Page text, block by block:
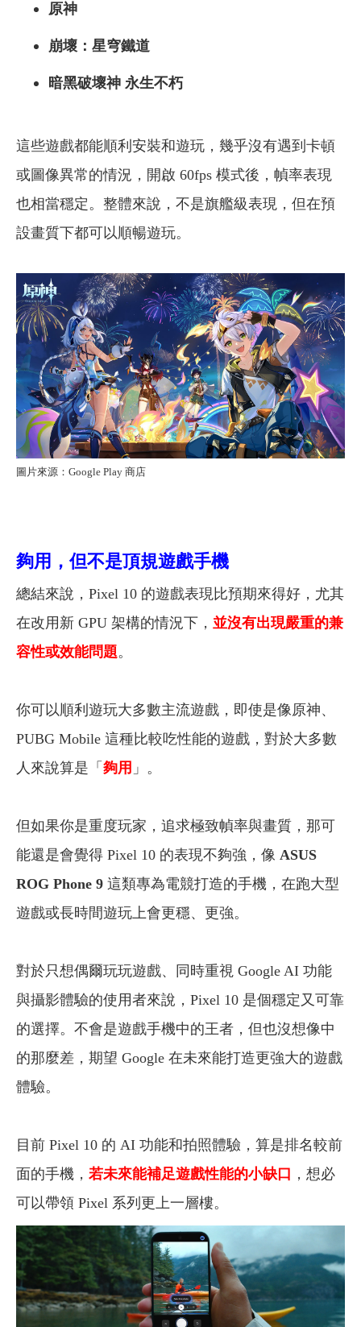
原神
崩壞：星穹鐵道
暗黑破壞神 永生不朽
這些遊戲都能順利安裝和遊玩，幾乎沒有遇到卡頓
或圖像異常的情況，開啟 60fps 模式後，幀率表現
也相當穩定。整體來說，不是旗艦級表現，但在預
設畫質下都可以順暢遊玩。
圖片來源：Google Play 商店
夠用，但不是頂規遊戲手機
總結來說，Pixel 10 的遊戲表現比預期來得好，尤其
在改用新 GPU 架構的情況下， 並沒有出現嚴重的兼
容性或效能問題。
你可以順利遊玩大多數主流遊戲，即使是像原神、
PUBG Mobile 這種比較吃性能的遊戲，對於大多數
人來說算是「 夠用 」。
但如果你是重度玩家，追求極致幀率與畫質，那可
能還是會覺得 Pixel 10 的表現不夠強，像 ASUS
ROG Phone 9 這類專為電競打造的手機，在跑大型
遊戲或長時間遊玩上會更穩、更強。
對於只想偶爾玩玩遊戲、同時重視 Google AI 功能
與攝影體驗的使用者來說，Pixel 10 是個穩定又可靠
的選擇。不會是遊戲手機中的王者，但也沒想像中
的那麼差，期望 Google 在未來能打造更強大的遊戲
體驗。
目前 Pixel 10 的 AI 功能和拍照體驗，算是排名較前
面的手機， 若未來能補足遊戲性能的小缺口 ，想必
可以帶領 Pixel 系列更上一層樓。